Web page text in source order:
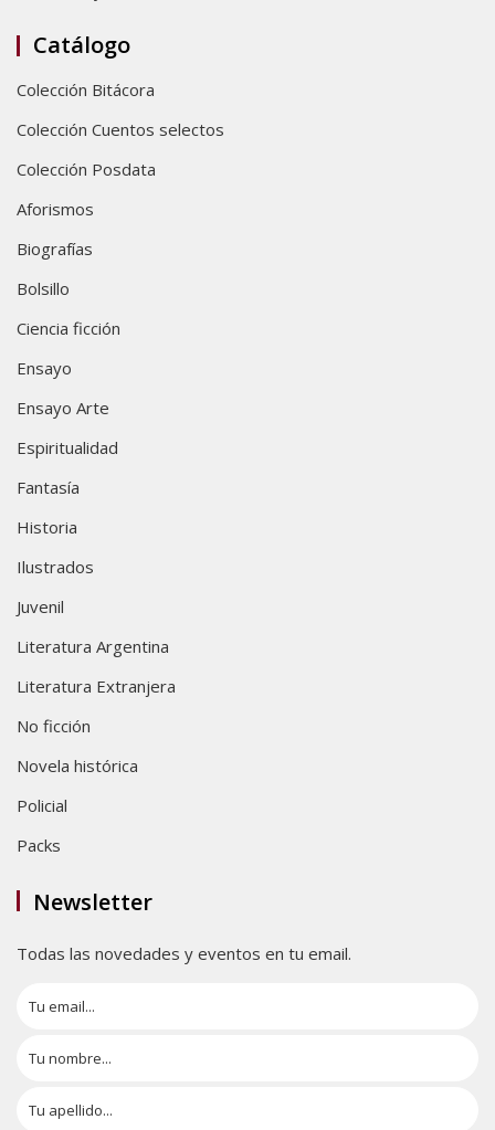
Catálogo
Colección Bitácora
Colección Cuentos selectos
Colección Posdata
Aforismos
Biografías
Bolsillo
Ciencia ficción
Ensayo
Ensayo Arte
Espiritualidad
Fantasía
Historia
Ilustrados
Juvenil
Literatura Argentina
Literatura Extranjera
No ficción
Novela histórica
Policial
Packs
Newsletter
Todas las novedades y eventos en tu email.